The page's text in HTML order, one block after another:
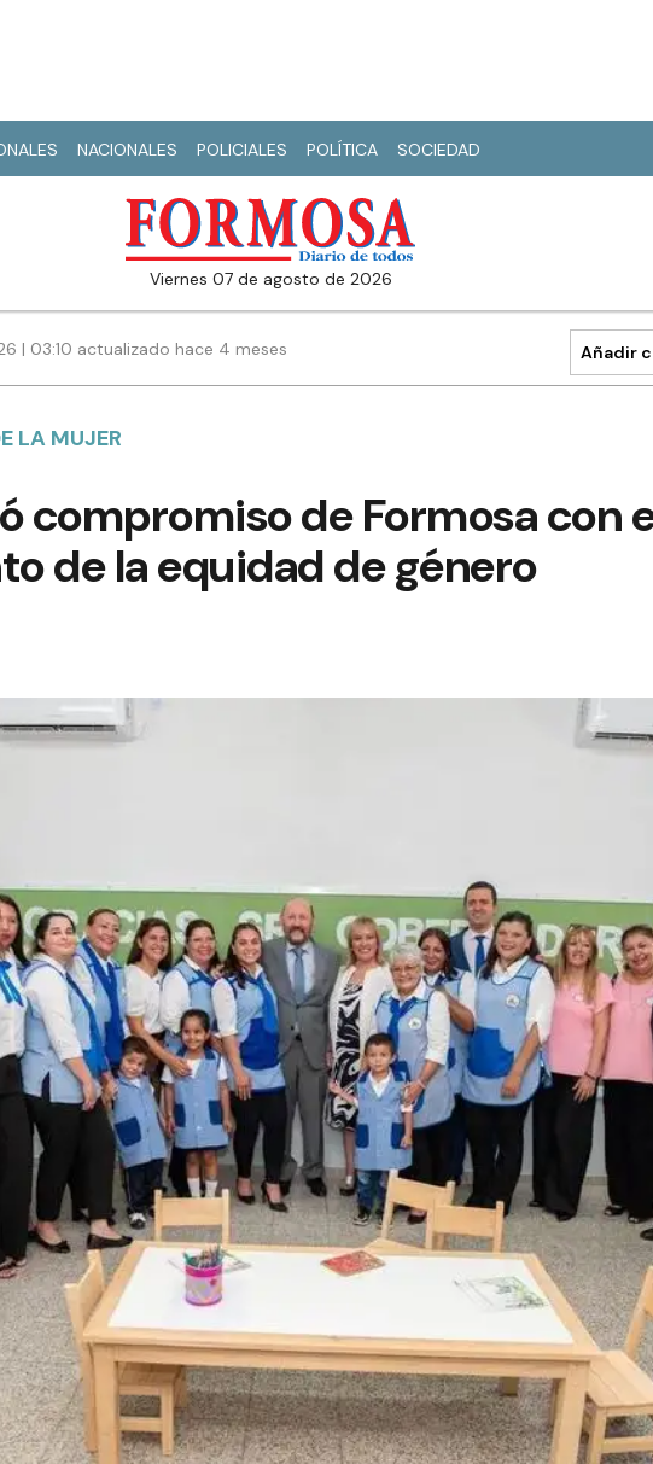
NACIONALES POLICIALES POLÍTICA SOCIEDAD
viernes 07 de agosto de 2026
| 03:10 actualizado hace 4 meses Añadir
LA MUJER
compromiso de Formosa con
de la equidad de género